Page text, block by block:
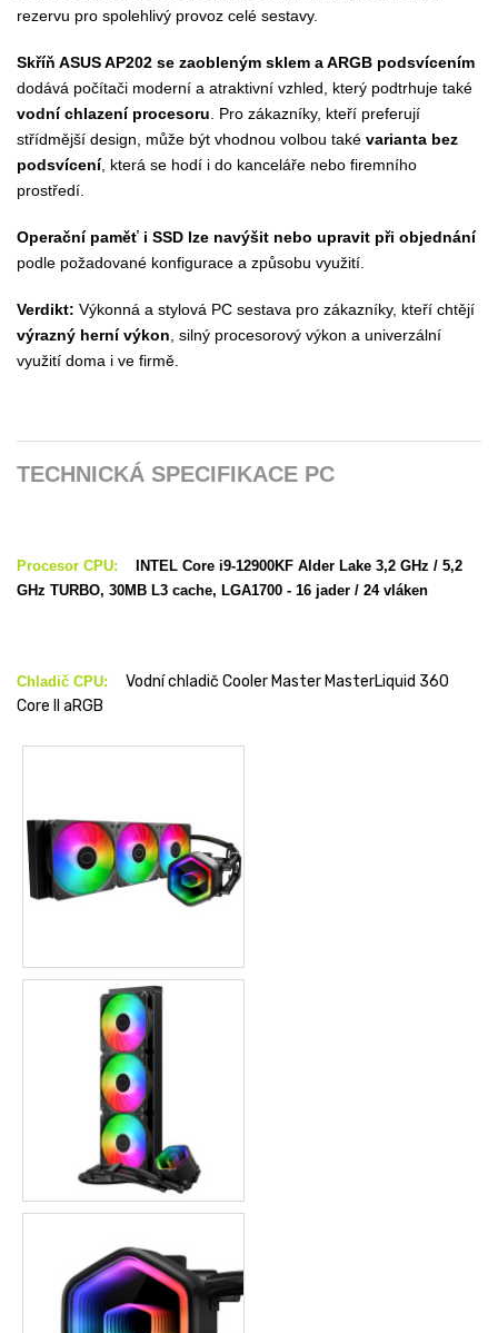
rezervu pro spolehlivý provoz celé sestavy.
Skříň ASUS AP202 se zaobleným sklem a ARGB podsvícením
dodává počítači moderní a atraktivní vzhled, který podtrhuje také
vodní chlazení procesoru . Pro zákazníky, kteří preferují
střídmější design, může být vhodnou volbou také varianta bez
podsvícení, která se hodí i do kanceláře nebo firemního
prostředí.
Operační paměť i SSD lze navýšit nebo upravit při objednání
podle požadované konfigurace a způsobu využití.
Verdikt: Výkonná a stylová PC sestava pro zákazníky, kteří chtějí
výrazný herní výkon , silný procesorový výkon a univerzální
využití doma i ve firmě.
TECHNICKÁ SPECIFIKACE PC
Procesor CPU: INTEL Core i9-12900KF Alder Lake 3,2 GHz / 5,2
GHz TURBO, 30MB L3 cache, LGA1700 - 16 jader / 24 vláken
Chladič CPU:
Vodní chladič Cooler Master MasterLiquid 360
Core II aRGB